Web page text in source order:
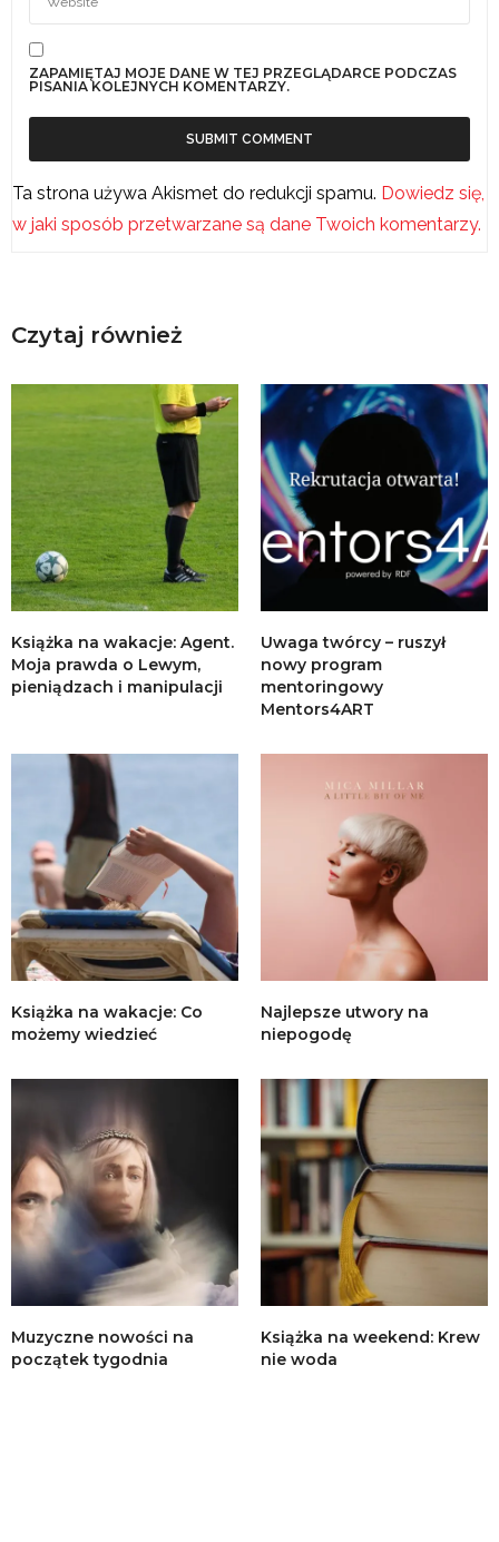
ZAPAMIĘTAJ MOJE DANE W TEJ PRZEGLĄDARCE PODCZAS
PISANIA KOLEJNYCH KOMENTARZY.
Ta strona używa Akismet do redukcji spamu. Dowiedz się,
w jaki sposób przetwarzane są dane Twoich komentarzy.
Czytaj również
Książka na wakacje: Agent.
Moja prawda o Lewym,
pieniądzach i manipulacji
Uwaga twórcy – ruszył
nowy program
mentoringowy
Mentors4ART
Książka na wakacje: Co
możemy wiedzieć
Najlepsze utwory na
niepogodę
Muzyczne nowości na
początek tygodnia
Książka na weekend: Krew
nie woda